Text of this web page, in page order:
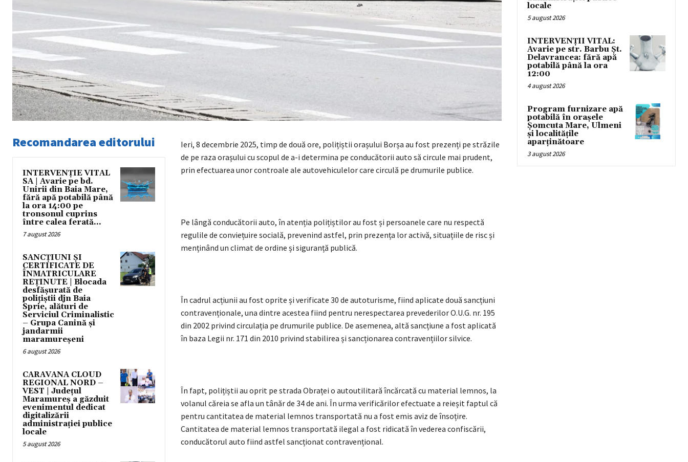
Recomandarea editorului
INTERVENȚIE VITAL
SA | Avarie pe bd.
Unirii din Baia Mare,
fără apă potabilă până
la ora 14:00 pe
tronsonul cuprins
între calea ferată...
7 august 2026
SANCȚIUNI ȘI
CERTIFICATE DE
ÎNMATRICULARE
REȚINUTE | Blocada
desfășurată de
polițiștii djn Baia
Sprie, alături de
Serviciul Criminalistic
– Grupa Canină și
jandarmii
maramureșeni
6 august 2026
CARAVANA CLOUD
REGIONAL NORD –
VEST | Județul
Maramureș a găzduit
evenimentul dedicat
digitalizării
administrației publice
locale
5 august 2026
Ieri, 8 decembrie 2025, timp de două ore, polițiștii orașului Borșa au fost prezenți pe străzile
de pe raza orașului cu scopul de a-i determina pe conducătorii auto să circule mai prudent,
prin efectuarea unor controale ale autovehiculelor care circulă pe drumurile publice.
Pe lângă conducătorii auto, în atenția polițiștilor au fost și persoanele care nu respectă
regulile de conviețuire socială, prevenind astfel, prin prezența lor activă, situațiile de risc și
menținând un climat de ordine și siguranță publică.
În cadrul acțiunii au fost oprite și verificate 30 de autoturisme, fiind aplicate două sancțiuni
contravenționale, una dintre acestea fiind pentru nerespectarea prevederilor O.U.G. nr. 195
din 2002 privind circulația pe drumurile publice. De asemenea, altă sancțiune a fost aplicată
în baza Legii nr. 171 din 2010 privind stabilirea și sancționarea contravențiilor silvice.
În fapt, polițiștii au oprit pe strada Obraței o autoutilitară încărcată cu material lemnos, la
volanul căreia se afla un tânăr de 34 de ani. În urma verificărilor efectuate a reieșit faptul că
pentru cantitatea de material lemnos transportată nu a fost emis aviz de însoțire.
Cantitatea de material lemnos transportată ilegal a fost ridicată în vederea confiscării,
conducătorul auto fiind astfel sancționat contravențional.
locale
5 august 2026
INTERVENȚII VITAL:
Avarie pe str. Barbu Șt.
Delavrancea: fără apă
potabilă până la ora
12:00
4 august 2026
Program furnizare apă
potabilă în orașele
Șomcuta Mare, Ulmeni
și localitățile
aparținătoare
3 august 2026